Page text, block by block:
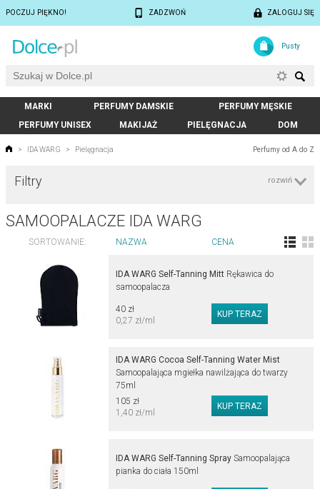
POCZUJ PIĘKNO! ZADZWOŃ ZALOGUJ SIĘ
Pusty
MARKI PERFUMY DAMSKIE
PERFUMY MĘSKIE
PERFUMY UNISEX
MAKIJAŻ PIELĘGNACJA DOM
Perfumy od A do Z
> IDA WARG > Pielęgnacja
rozwiń
Filtry
SAMOOPALACZE IDA WARG
SORTOWANIE: NAZWA CENA
IDA WARG Self-Tanning Mitt Rękawica do
samoopalacza
40 zł
0,27 zł/ml
IDA WARG Cocoa Self-Tanning Water Mist
Samoopalająca mgiełka nawilżająca do twarzy
75ml
105 zł
1,40 zł/ml
IDA WARG Self-Tanning Spray Samoopalająca
pianka do ciała 150ml